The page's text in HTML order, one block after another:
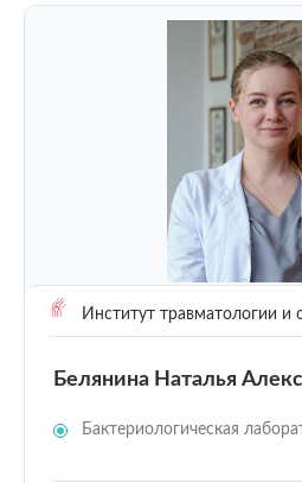
Институт травматологии и
Белянина Наталья
Бактериологическая